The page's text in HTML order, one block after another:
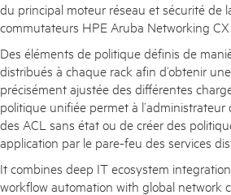
du principal moteur réseau et sécurité de
commutateurs HPE Aruba Networking
Des éléments de politique définis de
distribués à chaque rack afin d’obtenir
précisément ajustée des différentes
politique unifiée permet à
des ACL sans état ou de créer des
application par le pare-feu des services
It combines deep IT ecosystem
workflow automation with global network